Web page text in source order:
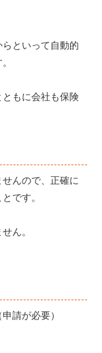
といって自動的
もに会社も保険
んので、正確に
です。
ん。
請が必要）